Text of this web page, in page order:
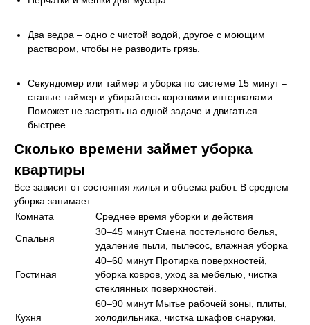
Два ведра – одно с чистой водой, другое с моющим
раствором, чтобы не разводить грязь.
Секундомер или таймер и уборка по системе 15 минут –
ставьте таймер и убирайтесь короткими интервалами.
Поможет не застрять на одной задаче и двигаться
быстрее.
Сколько времени займет уборка
квартиры
Все зависит от состояния жилья и объема работ. В среднем
уборка занимает:
Комната
Среднее время уборки и действия
Спальня
30–45 минут Смена постельного белья,
удаление пыли, пылесос, влажная уборка
Гостиная
40–60 минут Протирка поверхностей,
уборка ковров, уход за мебелью, чистка
стеклянных поверхностей.
Кухня
60–90 минут Мытье рабочей зоны, плиты,
холодильника, чистка шкафов снаружи,